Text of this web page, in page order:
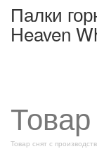
Палки
Heaven
Товар снят с